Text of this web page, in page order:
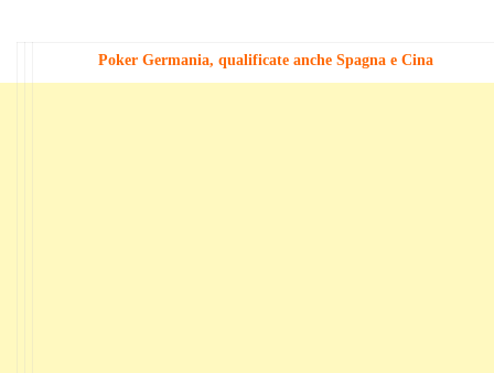
Poker Germania, qualificate anche Spagna e Cina